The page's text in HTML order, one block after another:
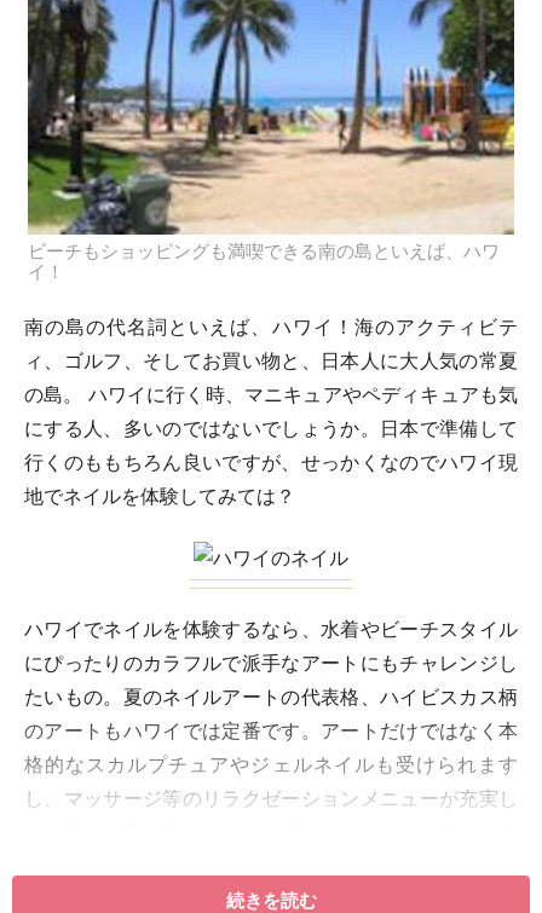
ビーチもショッピングも満喫できる南の島といえば、ハワ
イ！
南の島の代名詞といえば、ハワイ！海のアクティビテ
ィ、ゴルフ、そしてお買い物と、日本人に大人気の常夏
の島。 ハワイに行く時、マニキュアやペディキュアも気
にする人、多いのではないでしょうか。日本で準備して
行くのももちろん良いですが、せっかくなのでハワイ現
地でネイルを体験してみては？
ハワイでネイルを体験するなら、水着やビーチスタイル
にぴったりのカラフルで派手なアートにもチャレンジし
たいもの。夏のネイルアートの代表格、ハイビスカス柄
のアートもハワイでは定番です。アートだけではなく本
格的なスカルプチュアやジェルネイルも受けられます
し、マッサージ等のリラクゼーションメニューが充実し
ありますが、英語が心配だったり、自分の好みをきちん
続きを読む